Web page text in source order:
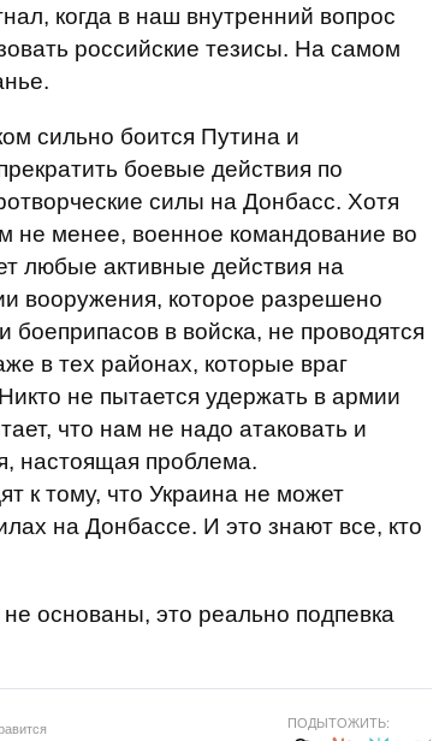
когда в наш внутренний вопрос
российские тезисы. На самом
сильно боится Путина и
боевые действия по
силы на Донбасс. Хотя
не менее, военное командование во
любые активные действия на
вооружения, которое разрешено
в войска, не проводятся
в тех районах, которые враг
не пытается удержать в армии
что нам не надо атаковать и
настоящая проблема.
к тому, что Украина не может
на Донбассе. И это знают все, кто
основаны, это реально подпевка
ПОДЫТОЖИТЬ: